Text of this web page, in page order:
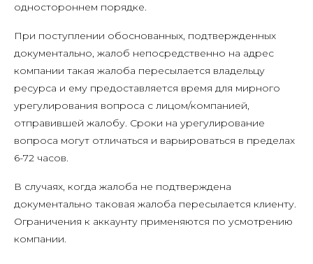
одностороннем порядке.
При поступлении обоснованных, подтвержденных
документально, жалоб непосредственно на адрес
компании такая жалоба пересылается владельцу
ресурса и ему предоставляется время для мирного
урегулирования вопроса с лицом/компанией,
отправившей жалобу. Сроки на урегулирование
вопроса могут отличаться и варьироваться в пределах
6-72 часов.
В случаях, когда жалоба не подтверждена
документально таковая жалоба пересылается клиенту.
Ограничения к аккаунту применяются по усмотрению
компании.